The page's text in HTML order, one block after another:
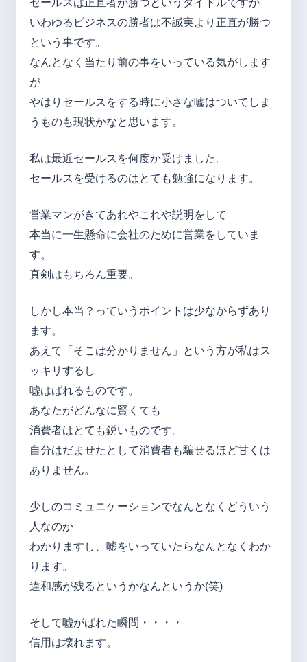
セールスは正直者が勝つというタイトルですが
いわゆるビジネスの勝者は不誠実より正直が勝つ
という事です。
なんとなく当たり前の事をいっている気がします
が
やはりセールスをする時に小さな嘘はついてしま
うものも現状かなと思います。
私は最近セールスを何度か受けました。
セールスを受けるのはとても勉強になります。
営業マンがきてあれやこれや説明をして
本当に一生懸命に会社のために営業をしていま
す。
真剣はもちろん重要。
しかし本当？っていうポイントは少なからずあり
ます。
あえて「そこは分かりません」という方が私はス
ッキリするし
嘘はばれるものです。
あなたがどんなに賢くても
消費者はとても鋭いものです。
自分はだませたとして消費者も騙せるほど甘くは
ありません。
少しのコミュニケーションでなんとなくどういう
人なのか
わかりますし、嘘をいっていたらなんとなくわか
ります。
違和感が残るというかなんというか(笑)
そして嘘がばれた瞬間・・・・
信用は壊れます。